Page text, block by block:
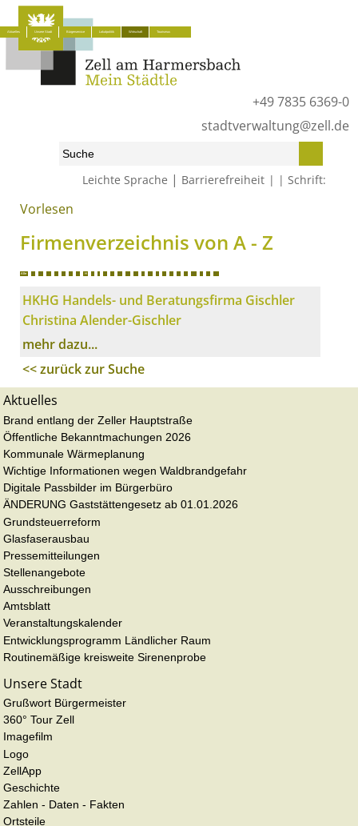
+49 7835 6369-0
stadtverwaltung@zell.de
Leichte Sprache | Barrierefreiheit Schrift:
Aktuelles Unsere Stadt Bürgerservice Lokalpolitik Wirtschaft Tourismus
Start» Wirtschaft» Firmenverzeichnis von A - Z
Vorlesen
Firmenverzeichnis von A - Z
Alle A C D F H L M N O P Q U V W Y Z
HKHG Handels- und Beratungsfirma Gischler
Christina Alender-Gischler
mehr dazu...
<< zurück zur Suche
Aktuelles
Brand entlang der Zeller Hauptstraße
Öffentliche Bekanntmachungen 2026
Kommunale Wärmeplanung
Wichtige Informationen wegen Waldbrandgefahr
Digitale Passbilder im Bürgerbüro
ÄNDERUNG Gaststättengesetz ab 01.01.2026
Grundsteuerreform
Glasfaserausbau
Pressemitteilungen
Stellenangebote
Ausschreibungen
Amtsblatt
Veranstaltungskalender
Entwicklungsprogramm Ländlicher Raum
Routinemäßige kreisweite Sirenenprobe
Unsere Stadt
Grußwort Bürgermeister
360° Tour Zell
Imagefilm
Logo
ZellApp
Geschichte
Zahlen - Daten - Fakten
Ortsteile